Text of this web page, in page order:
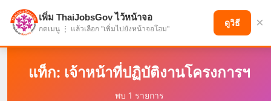
แบ่งปันโอกาส เพื่ออนาคตที่ก้าวหน้า
แท็ก: เจ้าหน้าที่ปฏิบัติงานโครงการฯ
พบ 1 รายการ
เพิ่ม ThaiJobsGov ไว้หน้าจอ
กดเมนู ⋮ แล้วเลือก "เพิ่มไปยังหน้าจอโฮม"
ดูวิธี ×